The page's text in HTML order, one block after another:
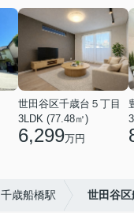
世田谷区千歳台５丁目
3LDK (77.48㎡)
6,299万円
千歳船橋駅 世田谷